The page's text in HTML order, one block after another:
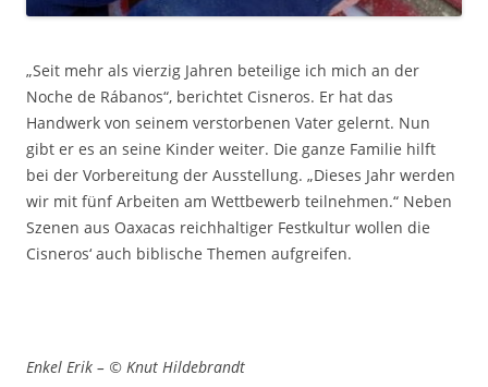
„Seit mehr als vierzig Jahren beteilige ich mich an der
Noche de Rábanos“, berichtet Cisneros. Er hat das
Handwerk von seinem verstorbenen Vater gelernt. Nun
gibt er es an seine Kinder weiter. Die ganze Familie hilft
bei der Vorbereitung der Ausstellung. „Dieses Jahr werden
wir mit fünf Arbeiten am Wettbewerb teilnehmen.“ Neben
Szenen aus Oaxacas reichhaltiger Festkultur wollen die
Cisneros‘ auch biblische Themen aufgreifen.
Enkel Erik – © Knut Hildebrandt